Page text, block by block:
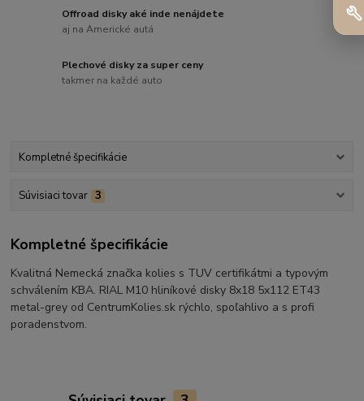
Offroad disky aké inde nenájdete
aj na Americké autá
Plechové disky za super ceny
takmer na každé auto
Kompletné špecifikácie
Súvisiaci tovar 3
Kompletné špecifikácie
Kvalitná Nemecká značka kolies s TUV certifikátmi a typovým
schválením KBA. RIAL M10 hliníkové disky 8x18 5x112 ET43
metal-grey od CentrumKolies.sk rýchlo, spoľahlivo a s profi
poradenstvom.